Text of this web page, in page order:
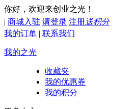
你好，欢迎来创业之光！
| 商城入驻 请登录 注册送积分
我的订单 | 联系我们
我的之光
收藏夹
我的优惠券
我的积分